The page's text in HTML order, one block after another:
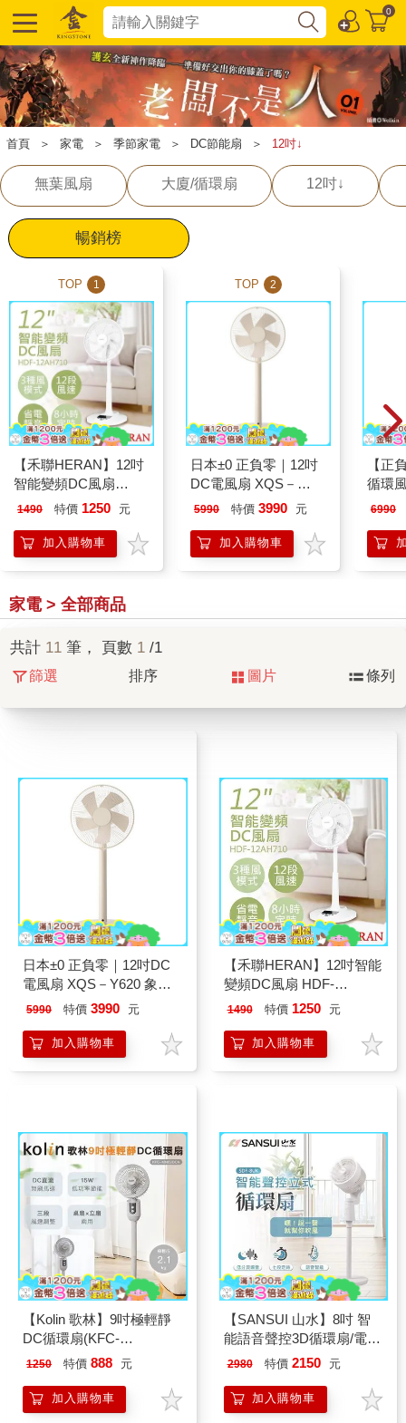
0
首頁 ＞ 家電 ＞ 季節家電 ＞ DC節能扇 ＞ 12吋↓
無葉風扇 大廈/循環扇 12吋↓
暢銷榜
TOP 1
【禾聯HERAN】12吋
智能變頻DC風扇
HDF-12AH710
1490 特價 1250 元
加入購物車
TOP 2
日本±0 正負零｜12吋
DC電風扇 XQS－
Y620 象牙白
5990 特價 3990 元
加入購物車
【正
循環
XQS-
6990
家電 > 全部商品
共計 11 筆， 頁數 1 /1
篩選 排序 圖片 條列
日本±0 正負零｜12吋DC
電風扇 XQS－Y620 象牙
白
5990 特價 3990 元
加入購物車
【禾聯HERAN】12吋智能
變頻DC風扇 HDF-
12AH710
1490 特價 1250 元
加入購物車
【Kolin 歌林】9吋極輕靜
DC循環扇(KFC-
MN09DCA)
1250 特價 888 元
加入購物車
【SANSUI 山水】8吋 智
能語音聲控3D循環扇/電風
扇 (SDF-8UK)
2980 特價 2150 元
加入購物車